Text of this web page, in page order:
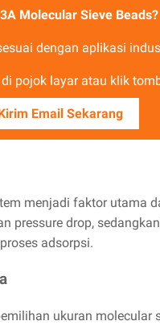
Molecular Sieve Beads?
dengan aplikasi
pojok layar atau klik
Email Sekarang
menjadi faktor utama
pressure drop,
adsorpsi.
ukuran molecular